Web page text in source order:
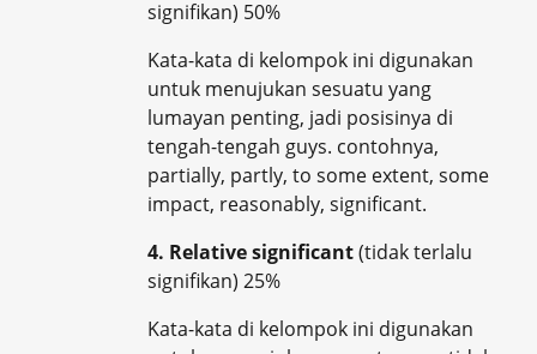
signifikan) 50%
Kata-kata di kelompok ini digunakan
untuk menujukan sesuatu yang
lumayan penting, jadi posisinya di
tengah-tengah guys. contohnya,
partially, partly, to some extent, some
impact, reasonably, significant.
4. Relative significant(tidak terlalu
signifikan) 25%
Kata-kata di kelompok ini digunakan